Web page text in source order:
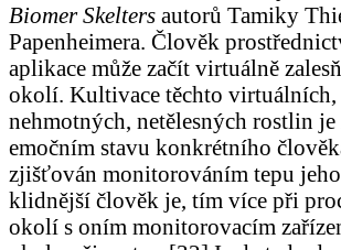
Biomer Skelters autorů Tamiky
Papenheimera. Člověk
aplikace může začít virtuálně
okolí. Kultivace těchto virtuálních,
nehmotných, netělesných rostlin je
emočním stavu konkrétního
zjišťován monitorováním tepu
klidnější člověk je, tím více při
okolí s oním monitorovacím